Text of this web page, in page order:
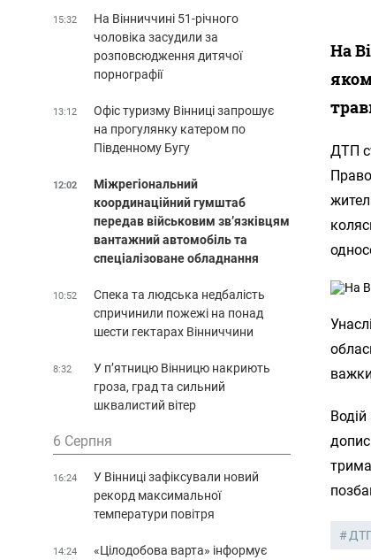
На
ДТП
15:32
На Вінниччині 51-річного
чоловіка засудили за
розповсюдження дитячої
порнографії
13:12
Офіс туризму Вінниці запрошує
на прогулянку катером по
Південному Бугу
12:02
Міжрегіональний
координаційний гумштаб
передав військовим зв’язківцям
вантажний автомобіль та
спеціалізоване обладнання
10:52
Спека та людська недбалість
спричинили пожежі на понад
шести гектарах Вінниччини
8:32
У п’ятницю Вінницю накриють
гроза, град та сильний
шквалистий вітер
6 Серпня
16:24
У Вінниці зафіксували новий
рекорд максимальної
температури повітря
14:24
«Цілодобова варта» інформує